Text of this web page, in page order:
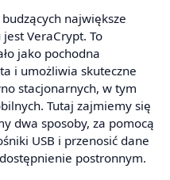
największe
VeraCrypt. To
jako pochodna
i umożliwia skuteczne
stacjonarnych, w tym
Tutaj zajmiemy się
dwa sposoby, za pomocą
USB i przenosić dane
postronnym.